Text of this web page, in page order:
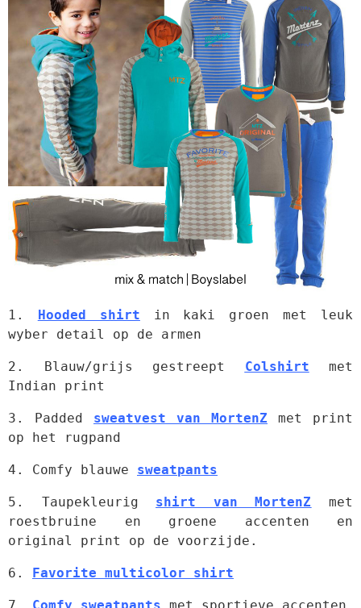
1. Hooded shirt in kaki groen met leuk
wyber detail op de armen
2. Blauw/grijs gestreept Colshirt met
Indian print
3. Padded sweatvest van MortenZ met print
op het rugpand
4. Comfy blauwe sweatpants
5. Taupekleurig shirt van MortenZ met
roestbruine en groene accenten en
original print op de voorzijde.
6. Favorite multicolor shirt